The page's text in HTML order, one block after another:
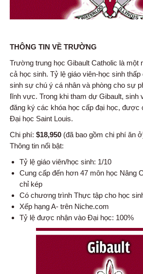
THÔNG TIN VỀ TRƯỜNG
Trường trung học Gibault Catholic là một
cả học sinh. Tỷ lệ giáo viên-học sinh
sinh sự chú ý cá nhân và phòng cho sự
lĩnh vực. Trong khi tham dự Gibault, sinh
đăng ký các khóa học cấp đại học, được
Đại học Saint Louis.
Chi phí: $18,950 (đã bao gồm chi phí ăn
Thông tin nổi bật:
Tỷ lệ giáo viên/học sinh: 1/10
Cung cấp đến hơn 47 môn học Nâng
chỉ kép
Có chương trình Thực tập cho học
Xếp hạng A- trên Niche.com
Tỷ lệ được nhận vào Đại học: 100%